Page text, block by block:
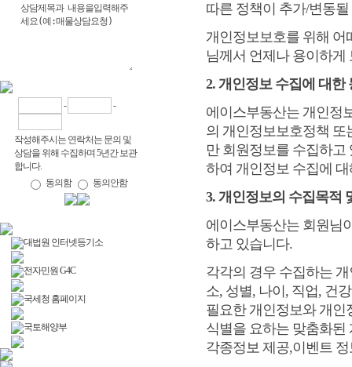
- -
작성해주시는 연락처는 문의 및
상담을 위해 수집하며 5년간 보관
합니다.
동의함
동의안함
대법원 인터넷등기소
전자민원 G4C
국세청 홈페이지
국토해양부
따른 정책이 추가/변동
개인정보보호를 위해 어
님께서 언제나 용이하
2. 개인정보 수집에 대한
에이스부동산는 개인정
의 개인정보보호정책 또
만 회원정보를 수집하고
하여 개인정보 수집에
3. 개인정보의 수집목적
에이스부동산는 회원님
하고 있습니다.
각각의 경우 수집하는
소, 성별, 나이, 직업, 건
필요한 개인정보와 개인
식별을 요하는 맞춤화된
각종정보 제공,이벤트